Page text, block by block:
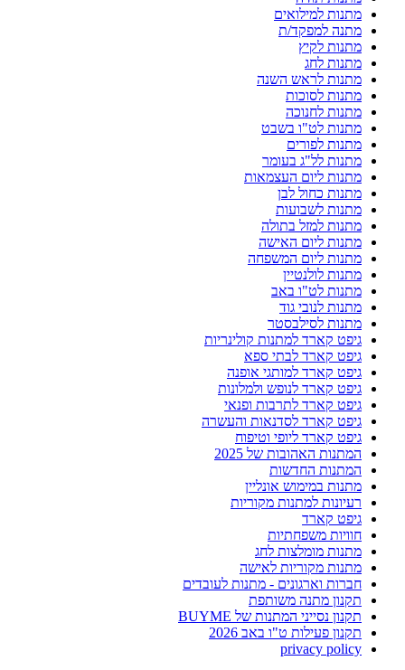
מתנות למילואים
מתנה למפקד/ת
מתנות לקיץ
מתנות לחג
מתנות לראש השנה
מתנות לסוכות
מתנות לחנוכה
מתנות לט"ו בשבט
מתנות לפורים
מתנות לל"ג בעומר
מתנות ליום העצמאות
מתנות כחול לבן
מתנות לשבועות
מתנות למזל בתולה
מתנות ליום האישה
מתנות ליום המשפחה
מתנות לולנטיין
מתנות לט"ו באב
מתנות לנובי גוד
מתנות לסילבסטר
גיפט קארד למתנות קולינריות
גיפט קארד לבתי ספא
גיפט קארד למותגי אופנה
גיפט קארד לנופש ולמלונות
גיפט קארד לתרבות ופנאי
גיפט קארד לסדנאות והעשרה
גיפט קארד ליופי וטיפוח
המתנות האהובות של 2025
המתנות החדשות
מתנות במימוש אונליין
רעיונות למתנות מקוריות
גיפט קארד
חוויות משפחתיות
מתנות מומלצות לחג
מתנות מקוריות לאישה
חברות וארגונים - מתנות לעובדים
תקנון מתנה משותפת
תקנון נסייני המתנות של BUYME
תקנון פעילות ט"ו באב 2026
privacy policy